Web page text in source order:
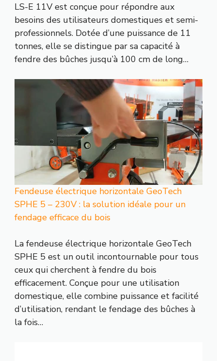
LS-E 11V est conçue pour répondre aux
besoins des utilisateurs domestiques et semi-
professionnels. Dotée d’une puissance de 11
tonnes, elle se distingue par sa capacité à
fendre des bûches jusqu’à 100 cm de long…
Fendeuse électrique horizontale GeoTech
SPHE 5 – 230V : la solution idéale pour un
fendage efficace du bois
La fendeuse électrique horizontale GeoTech
SPHE 5 est un outil incontournable pour tous
ceux qui cherchent à fendre du bois
efficacement. Conçue pour une utilisation
domestique, elle combine puissance et facilité
d’utilisation, rendant le fendage des bûches à
la fois…